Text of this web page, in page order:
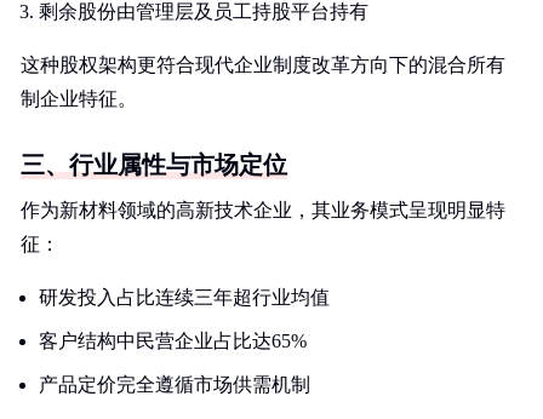
剩余股份由管理层及员工持股平台持有
这种股权架构更符合现代企业制度改革方向下的混合所有
制企业特征。
三、行业属性与市场定位
作为新材料领域的高新技术企业，其业务模式呈现明显特
征：
研发投入占比连续三年超行业均值
客户结构中民营企业占比达65%
产品定价完全遵循市场供需机制